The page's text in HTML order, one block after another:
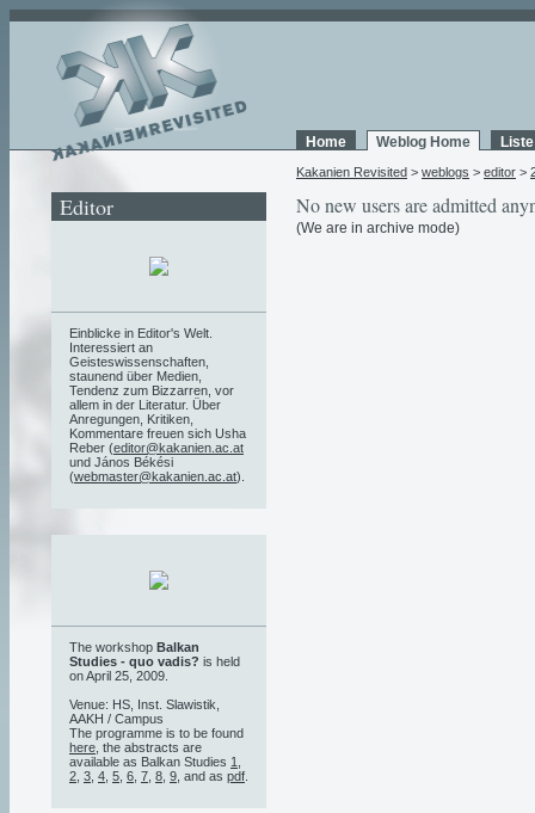
Home Weblog Home
Kakanien Revisited > weblogs > editor >
No new users are admitted
(We are in archive mode)
Editor
Einblicke in Editor's Welt.
Interessiert an
Geisteswissenschaften,
staunend über Medien,
Tendenz zum Bizzarren, vor
allem in der Literatur. Über
Anregungen, Kritiken,
Kommentare freuen sich Usha
Reber (editor@kakanien.ac.at
und János Békési
(webmaster@kakanien.ac.at).
The workshop Balkan
Studies - quo vadis? is held
on April 25, 2009.
Venue: HS, Inst. Slawistik,
AAKH / Campus
The programme is to be found
here , the abstracts are
available as Balkan Studies 1
2 3 4 5 6 7 8 9 , and as pdf